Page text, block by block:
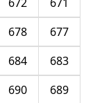
677
678
683
684
689
690